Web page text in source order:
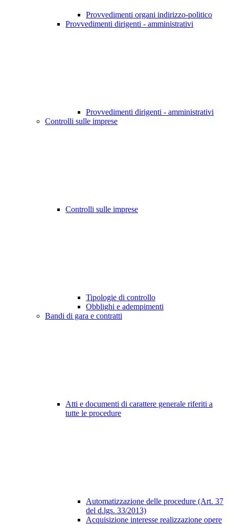
Provvedimenti organi indirizzo-politico
Provvedimenti dirigenti - amministrativi
Provvedimenti dirigenti - amministrativi
Controlli sulle imprese
Controlli sulle imprese
Tipologie di controllo
Obblighi e adempimenti
Bandi di gara e contratti
Atti e documenti di carattere generale riferiti a
tutte le procedure
Automatizzazione delle procedure (Art. 37
del d.lgs. 33/2013)
Acquisizione interesse realizzazione opere